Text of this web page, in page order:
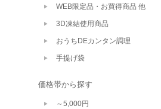
WEB限定品・お買得商品 他
3D凍結使用商品
おうちDEカンタン調理
手提げ袋
価格帯から探す
～5,000円